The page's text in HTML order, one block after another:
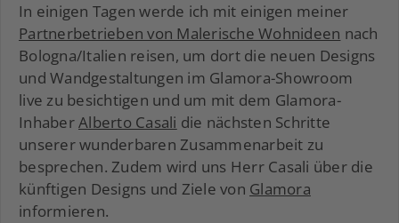
In einigen Tagen werde ich mit einigen meiner
Partnerbetrieben von Malerische Wohnideen nach
Bologna/Italien reisen, um dort die neuen Designs
und Wandgestaltungen im Glamora-Showroom
live zu besichtigen und um mit dem Glamora-
InhaberAlberto Casali die nächsten Schritte
unserer wunderbaren Zusammenarbeit zu
besprechen. Zudem wird uns Herr Casali über die
künftigen Designs und Ziele von Glamora
informieren.